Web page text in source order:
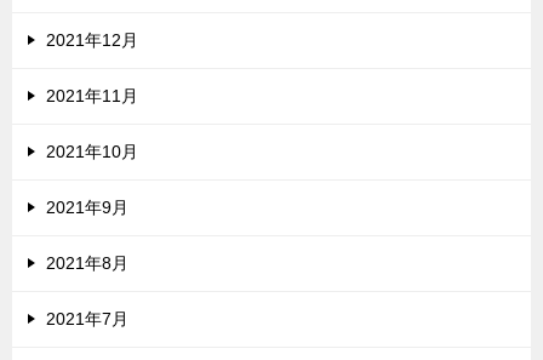
2021年12月
2021年11月
2021年10月
2021年9月
2021年8月
2021年7月